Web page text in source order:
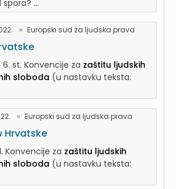
...
Europski sud za ljudska prava
st. Konvencije za zaštitu ljudskih
sloboda (u nastavku teksta:
Europski sud za ljudska prava
Hrvatske
Konvencije za zaštitu ljudskih
sloboda (u nastavku teksta: